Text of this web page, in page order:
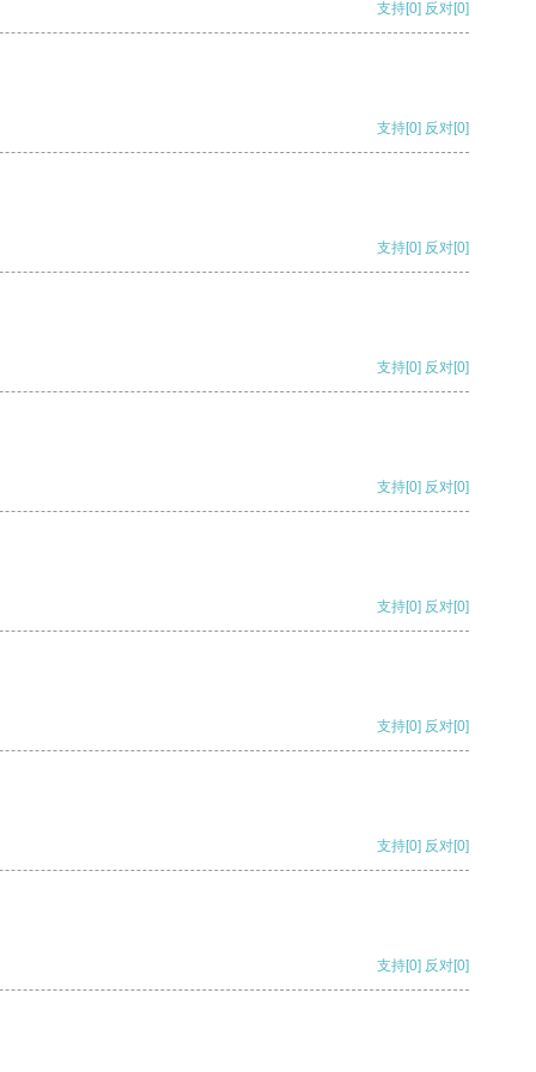
支持[0] 反对[0]
支持[0] 反对[0]
支持[0] 反对[0]
支持[0] 反对[0]
支持[0] 反对[0]
支持[0] 反对[0]
支持[0] 反对[0]
支持[0] 反对[0]
支持[0] 反对[0]